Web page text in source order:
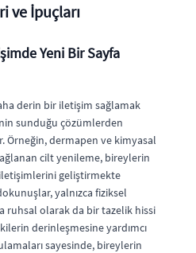
ve İpuçları
Yeni Bir Sayfa
derin bir iletişim sağlamak
sunduğu çözümlerden
dermapen ve kimyasal
cilt yenileme, bireylerin
geliştirmekte
yalnızca fiziksel
ruhsal olarak da bir tazelik hissi
derinleşmesine yardımcı
sayesinde, bireylerin